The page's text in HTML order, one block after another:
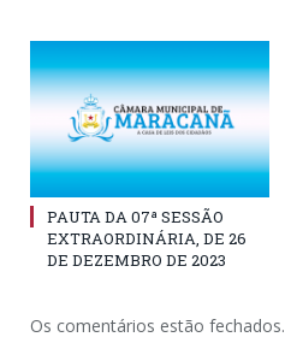
PAUTA DA 07ª SESSÃO
EXTRAORDINÁRIA, DE 26
DE DEZEMBRO DE 2023
Os comentários estão fechados.